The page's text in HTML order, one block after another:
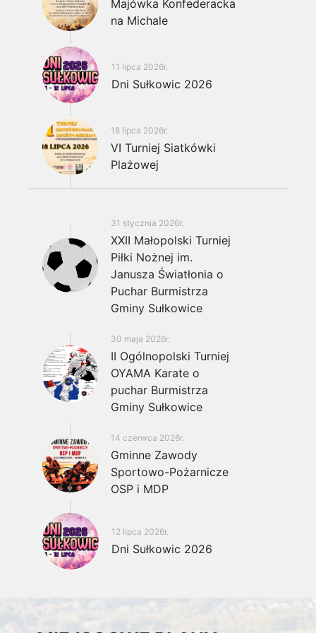
Majówka Konfederacka
na Michale
11 lipca 2026r.
Dni Sułkowic 2026
18 lipca 2026r.
VI Turniej Siatkówki
Plażowej
31 stycznia 2026r.
XXII Małopolski Turniej
Piłki Nożnej im.
Janusza Światłonia o
Puchar Burmistrza
Gminy Sułkowice
30 maja 2026r.
II Ogólnopolski Turniej
OYAMA Karate o
puchar Burmistrza
Gminy Sułkowice
14 czerwca 2026r.
Gminne Zawody
Sportowo-Pożarnicze
OSP i MDP
12 lipca 2026r.
Dni Sułkowic 2026